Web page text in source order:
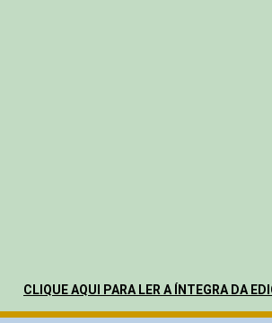
CLIQUE AQUI PARA LER A ÍNTEGRA DA